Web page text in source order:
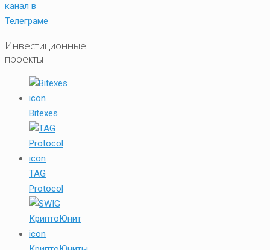
Инвестиционные
проекты
Bitexes
TAG
Protocol